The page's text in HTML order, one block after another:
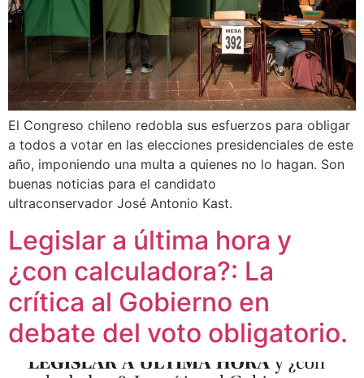
El Congreso chileno redobla sus esfuerzos para obligar
a todos a votar en las elecciones presidenciales de este
año, imponiendo una multa a quienes no lo hagan. Son
buenas noticias para el candidato
ultraconservador José Antonio Kast.
Legislar a última hora y
¿con calculadora?: La
crítica al Gobierno en
debate del voto obligatorio.